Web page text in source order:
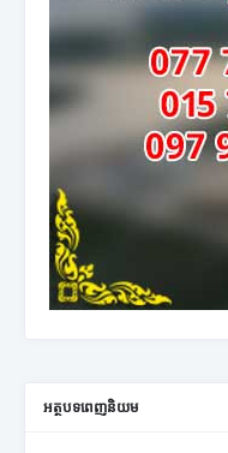
អត្ថបទពេញនិយម